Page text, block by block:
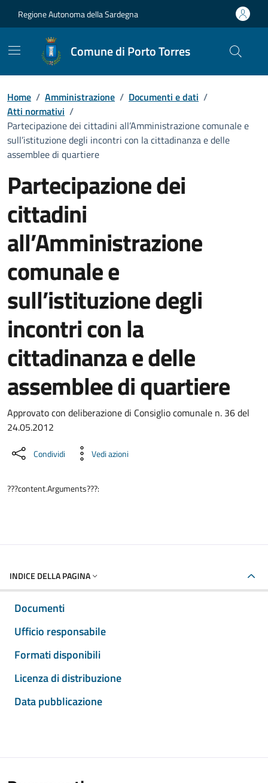
Regione Autonoma della Sardegna
Comune di Porto Torres
Home / Amministrazione / Documenti e dati /
Atti normativi /
Partecipazione dei cittadini all’Amministrazione comunale e
sull’istituzione degli incontri con la cittadinanza e delle
assemblee di quartiere
Partecipazione dei
cittadini
all’Amministrazione
comunale e
sull’istituzione degli
incontri con la
cittadinanza e delle
assemblee di quartiere
Dettaglio del documento
Approvato con deliberazione di Consiglio comunale n. 36 del
24.05.2012
Condividi Vedi azioni
???content.Arguments???:
INDICE DELLA PAGINA
Documenti
Ufficio responsabile
Formati disponibili
Licenza di distribuzione
Data pubblicazione